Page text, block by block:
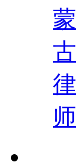
蒙
古
律
师